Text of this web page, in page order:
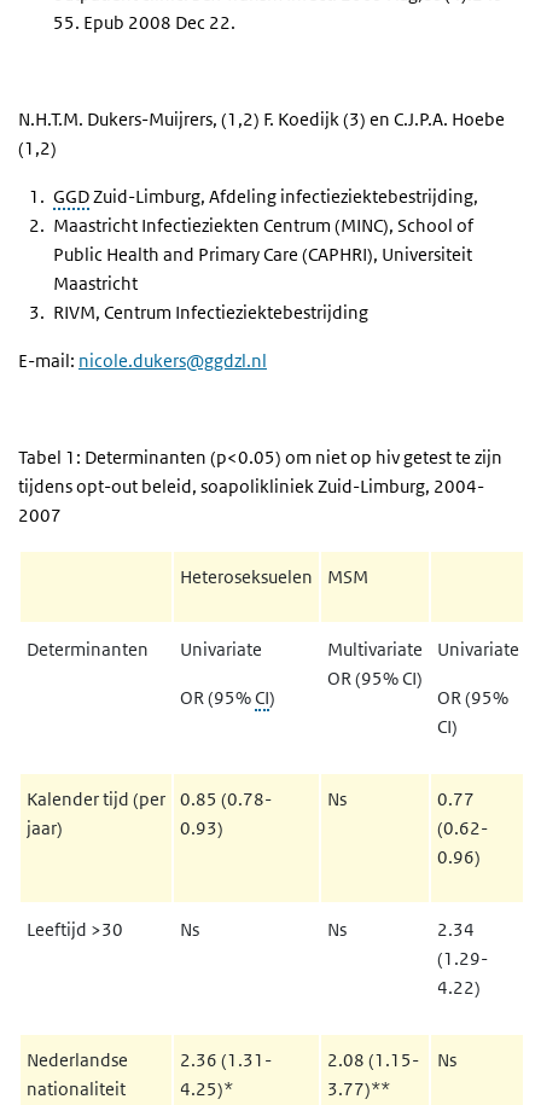
55. Epub 2008 Dec 22.
N.H.T.M. Dukers-Muijrers, (1,2) F. Koedijk (3) en C.J.P.A. Hoebe
(1,2)
GGDZuid-Limburg, Afdeling infectieziektebestrijding,
Maastricht Infectieziekten Centrum (MINC), School of
Public Health and Primary Care (CAPHRI), Universiteit
Maastricht
RIVM, Centrum Infectieziektebestrijding
E-mail: nicole.dukers@ggdzl.nl
Tabel 1: Determinanten (p<0.05) om niet op hiv getest te zijn
tijdens opt-out beleid, soapolikliniek Zuid-Limburg, 2004-
2007
Heteroseksuelen MSM
Determinanten Univariate
OR (95%CI)
Multivariate
OR (95% CI)
Univariate
OR (95%
CI)
Kalender tijd (per
jaar)
0.85 (0.78-
0.93)
Ns
0.77
(0.62-
0.96)
Leeftijd >30 Ns Ns
2.34
(1.29-
4.22)
Nederlandse
nationaliteit
2.36 (1.31-
4.25)*
2.08 (1.15-
3.77)**
Ns